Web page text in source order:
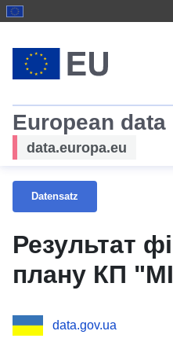
European data
data.europa.eu
Datensatz
Результат
плану КП
data.gov.ua